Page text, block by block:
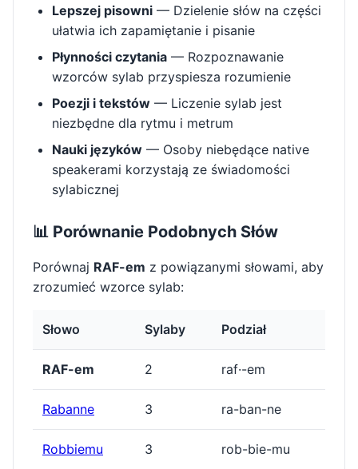
Lepszej pisowni — Dzielenie słów na części
ułatwia ich zapamiętanie i pisanie
Płynności czytania — Rozpoznawanie
wzorców sylab przyspiesza rozumienie
Poezji i tekstów — Liczenie sylab jest
niezbędne dla rytmu i metrum
Nauki języków — Osoby niebędące native
speakerami korzystają ze świadomości
sylabicznej
📊 Porównanie Podobnych Słów
Porównaj RAF-em z powiązanymi słowami, aby
zrozumieć wzorce sylab:
Słowo Sylaby Podział
RAF-em 2 raf·-em
Rabanne 3 ra-ban-ne
Robbiemu 3 rob-bie-mu